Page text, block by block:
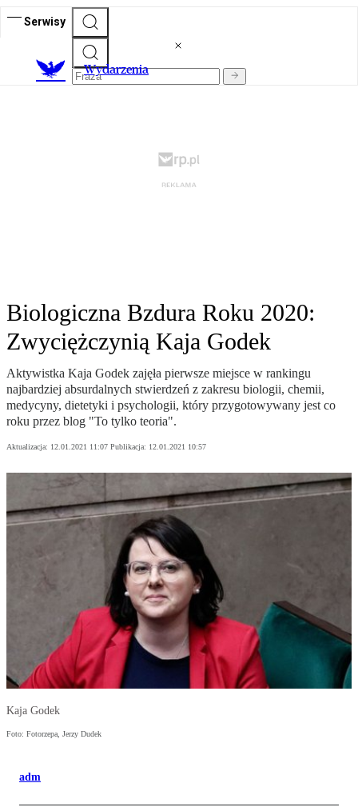
Serwisy
Wydarzenia
Biologiczna Bzdura Roku 2020:
Zwyciężczynią Kaja Godek
Aktywistka Kaja Godek zajęła pierwsze miejsce w rankingu
najbardziej absurdalnych stwierdzeń z zakresu biologii, chemii,
medycyny, dietetyki i psychologii, który przygotowywany jest co
roku przez blog "To tylko teoria".
Aktualizacja: 12.01.2021 11:07 Publikacja: 12.01.2021 10:57
Kaja Godek
Foto: Fotorzepa, Jerzy Dudek
adm